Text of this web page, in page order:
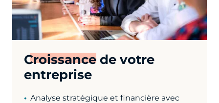
Croissance de votre
entreprise
Analyse stratégique et financière avec